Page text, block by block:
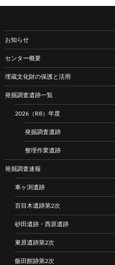
お知らせ
センター概要
埋蔵文化財の保護と活用
発掘調査遺跡一覧
2026（R8）年度
発掘調査遺跡
整理作業遺跡
発掘調査速報
車ヶ渕遺跡
百目木遺跡第2次
砂田遺跡・西原遺跡
東原遺跡第2次
飯田館跡第2次